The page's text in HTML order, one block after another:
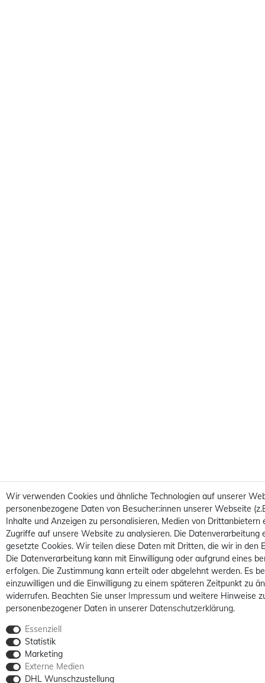
Wir verwenden Cookies und ähnliche Technologien auf unserer
personenbezogene Daten von Besucher:innen unserer Webseite
Inhalte und Anzeigen zu personalisieren, Medien von Drittanbietern
Zugriffe auf unsere Website zu analysieren. Die Datenverarbeitung
gesetzte Cookies. Wir teilen diese Daten mit Dritten, die wir in den
Die Datenverarbeitung kann mit Einwilligung oder aufgrund eines
erfolgen. Die Zustimmung kann erteilt oder abgelehnt werden. Es
einzuwilligen und die Einwilligung zu einem späteren Zeitpunkt zu
widerrufen. Beachten Sie unser Impressum und weitere Hinweise
personenbezogener Daten in unserer Daten­schutz­erklärung.
Essenziell
Statistik
Marketing
Externe Medien
DHL Wunschzustellung